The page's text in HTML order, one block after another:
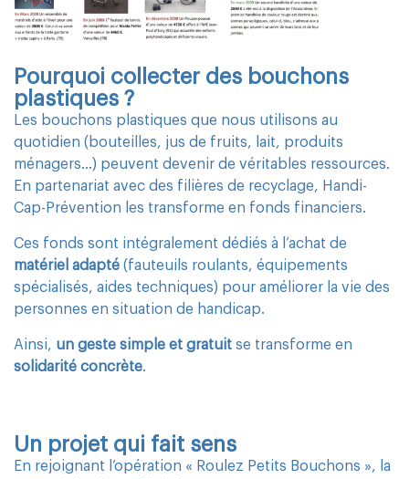
Pourquoi collecter des bouchons
plastiques ?
Les bouchons plastiques que nous utilisons au
quotidien (bouteilles, jus de fruits, lait, produits
ménagers…) peuvent devenir de véritables ressources.
En partenariat avec des filières de recyclage, Handi-
Cap-Prévention les transforme en fonds financiers.
Ces fonds sont intégralement dédiés à l’achat de
matériel adapté (fauteuils roulants, équipements
spécialisés, aides techniques) pour améliorer la vie des
personnes en situation de handicap.
Ainsi, un geste simple et gratuit se transforme en
solidarité concrète.
Un projet qui fait sens
En rejoignant l’opération « Roulez Petits Bouchons », la